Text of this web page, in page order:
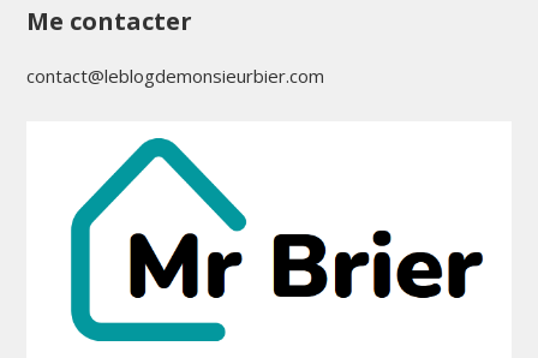
Me contacter
contact@leblogdemonsieurbier.com